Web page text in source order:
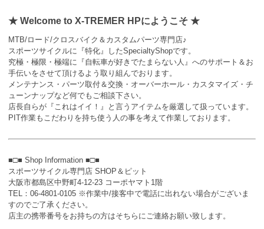
★ Welcome to X-TREMER HPにようこそ ★
MTB/ロード/クロスバイク＆カスタムパーツ専門店♪
スポーツサイクルに『特化』したSpecialtyShopです。
究極・極限・極端に『自転車が好きでたまらない人』へのサポート＆お
手伝いをさせて頂けるよう取り組んでおります。
メンテナンス・パーツ取付＆交換・オーバーホール・カスタマイズ・チ
ューンナップなど何でもご相談下さい。
店長自らが『これはイイ！』と言うアイテムを厳選して扱っています。
PIT作業もこだわりを持ち使う人の事を考えて作業しております。
■□■ Shop Information ■□■
スポーツサイクル専門店 SHOP＆ピット
大阪市都島区中野町4-12-23 コーポヤマト1階
TEL：06-4801-0105 ※作業中/接客中で電話に出れない場合がございま
すのでご了承ください。
店主の携帯番号をお持ちの方はそちらにご連絡お願い致します。